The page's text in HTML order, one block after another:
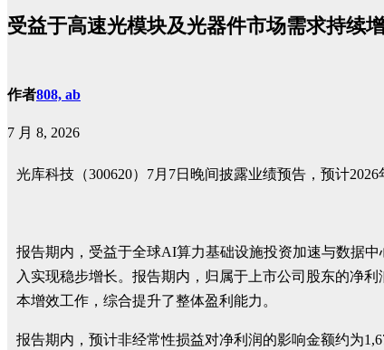
受益于高速光模块及光器件市场需求持续
作者808, ab
7 月 8, 2026
光库科技 （300620）7月7日晚间披露业绩预告，预计
报告期内，受益于全球AI算力基础设施投资加速与数据
入实现稳步增长。报告期内，归属于上市公司股东的净
本增效工作，综合提升了整体盈利能力。
报告期内，预计非经常性损益对净利润的影响金额约为